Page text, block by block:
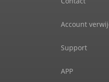
Account
Support
APP